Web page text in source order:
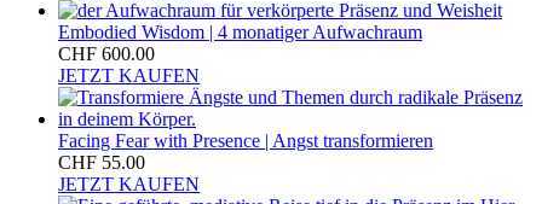
Embodied Wisdom | 4 monatiger Aufwachraum
CHF 600.00
JETZT KAUFEN
Facing Fear with Presence | Angst transformieren
CHF 55.00
JETZT KAUFEN